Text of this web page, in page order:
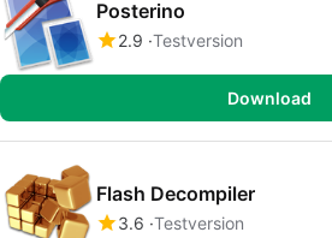
Posterino
2.9 Testversion
Download
Flash Decompiler
3.6 Testversion